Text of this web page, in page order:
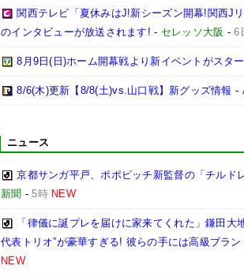
関西テレビ「夏休みはJ!新シーズン開幕!関西J
のインタビューが放送されます! - セレッソ大阪 -6
8月9日(日)ホーム開幕戦より新イベントがスタ
8/6(木)更新【8/8(土)vs.山口戦】新グッズ情報 -
ニュース
京都サンガ平戸、ポポビッチ新監督の「チル
新聞 -5時 NEW
「律儀に誕プレを届けに家来てくれた」鎌田
代表トリオ”が豪華すぎる! 彼らの手には高級ブラ
NEW